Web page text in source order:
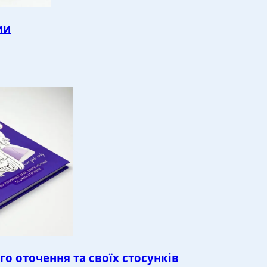
оточення та своїх стосунків